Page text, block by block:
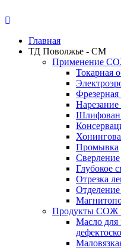
Главная
ТД Поволжье - СМ
Применение
Токарная
Фрезерная
Нарезание
Промывка
Сверление
Глубокое
Отрезка
Продукты СОЖ
Масло для